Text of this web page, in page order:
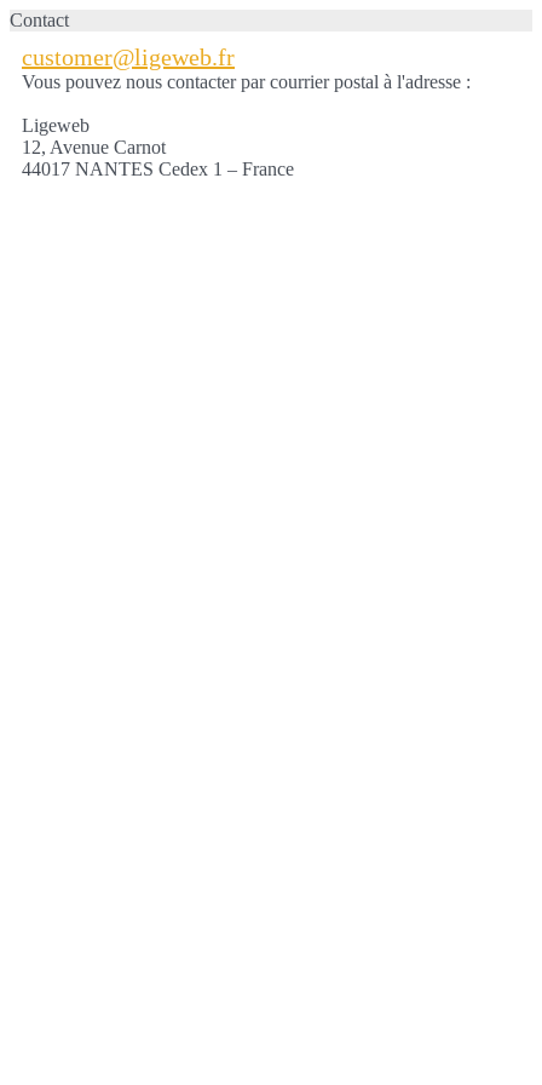
Contact
customer@ligeweb.fr
Vous pouvez nous contacter par courrier postal à l'adresse :
Ligeweb
12, Avenue Carnot
44017 NANTES Cedex 1 – France